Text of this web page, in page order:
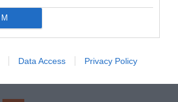
Data Access Privacy Policy
την
Michael
σύγχρονος retro-
στο Release